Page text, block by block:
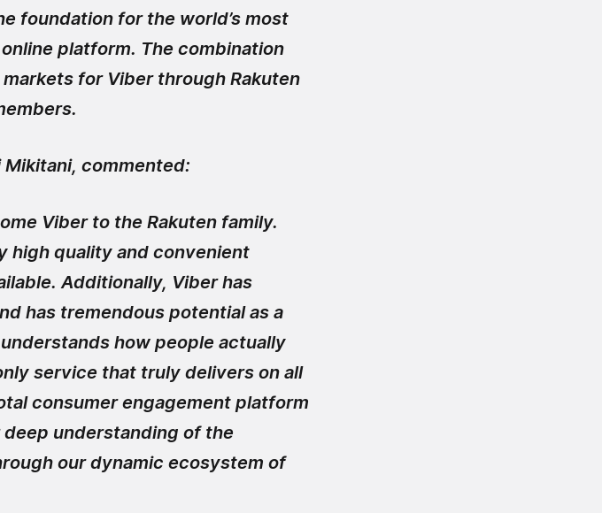
foundation for the world’s most
platform. The combination
for Viber through Rakuten
Mikitani, commented:
Viber to the Rakuten family.
high quality and convenient
Additionally, Viber has
has tremendous potential as a
how people actually
service that truly delivers on all
consumer engagement platform
understanding of the
our dynamic ecosystem of